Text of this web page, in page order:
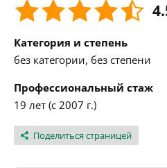
Категория и степень
без категории, без степени
Профессиональный стаж
19 лет (с 2007 г.)
Поделиться страницей